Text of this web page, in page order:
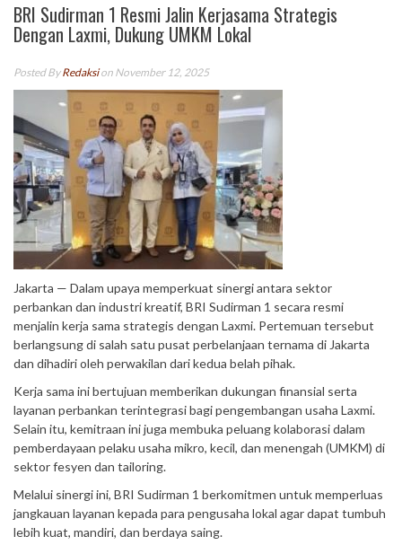
BRI Sudirman 1 Resmi Jalin Kerjasama Strategis
Dengan Laxmi, Dukung UMKM Lokal
Posted ByRedaksion November 12, 2025
Jakarta — Dalam upaya memperkuat sinergi antara sektor
perbankan dan industri kreatif, BRI Sudirman 1 secara resmi
menjalin kerja sama strategis dengan Laxmi. Pertemuan tersebut
berlangsung di salah satu pusat perbelanjaan ternama di Jakarta
dan dihadiri oleh perwakilan dari kedua belah pihak.
Kerja sama ini bertujuan memberikan dukungan finansial serta
layanan perbankan terintegrasi bagi pengembangan usaha Laxmi.
Selain itu, kemitraan ini juga membuka peluang kolaborasi dalam
pemberdayaan pelaku usaha mikro, kecil, dan menengah (UMKM) di
sektor fesyen dan tailoring.
Melalui sinergi ini, BRI Sudirman 1 berkomitmen untuk memperluas
jangkauan layanan kepada para pengusaha lokal agar dapat tumbuh
lebih kuat, mandiri, dan berdaya saing.